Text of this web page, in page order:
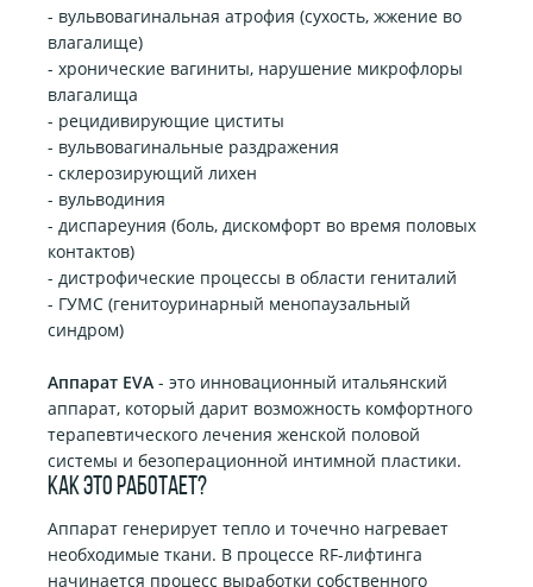
- вульвовагинальная атрофия (сухость, жжение во
влагалище)
- хронические вагиниты, нарушение микрофлоры
влагалища
- рецидивирующие циститы
- вульвовагинальные раздражения
- склерозирующий лихен
- вульводиния
- диспареуния (боль, дискомфорт во время половых
контактов)
- дистрофические процессы в области гениталий
- ГУМС (генитоуринарный менопаузальный
синдром)
Аппарат EVA - это инновационный итальянский
аппарат, который дарит возможность комфортного
терапевтического лечения женской половой
системы и безоперационной интимной пластики.
Как это работает?
Аппарат генерирует тепло и точечно нагревает
необходимые ткани. В процессе RF-лифтинга
начинается процесс выработки собственного